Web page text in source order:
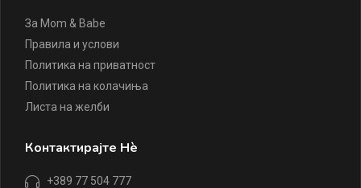
За Mom & Babe
Правила и услови
Политика на приватност
Политика на колачиња
Листа на желби
Контактирајте Нè
+389 77 504 777